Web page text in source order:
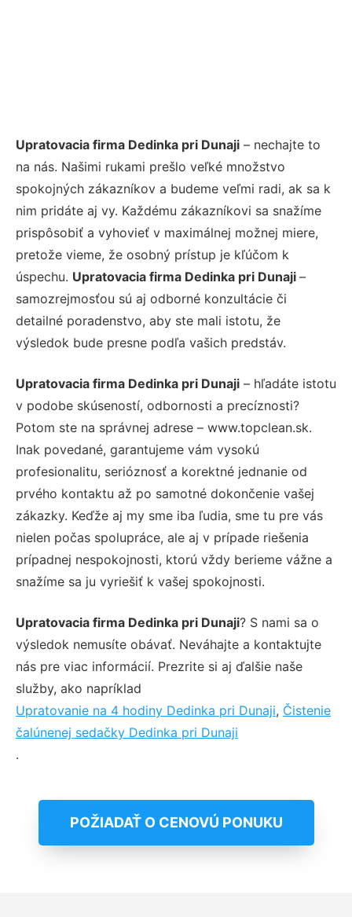
Upratovacia firma Dedinka pri Dunaji – nechajte to
na nás. Našimi rukami prešlo veľké množstvo
spokojných zákazníkov a budeme veľmi radi, ak sa k
nim pridáte aj vy. Každému zákazníkovi sa snažíme
prispôsobiť a vyhovieť v maximálnej možnej miere,
pretože vieme, že osobný prístup je kľúčom k
úspechu. Upratovacia firma Dedinka pri Dunaji –
samozrejmosťou sú aj odborné konzultácie či
detailné poradenstvo, aby ste mali istotu, že
výsledok bude presne podľa vašich predstáv.
Upratovacia firma Dedinka pri Dunaji – hľadáte istotu
v podobe skúseností, odbornosti a precíznosti?
Potom ste na správnej adrese – www.topclean.sk.
Inak povedané, garantujeme vám vysokú
profesionalitu, serióznosť a korektné jednanie od
prvého kontaktu až po samotné dokončenie vašej
zákazky. Keďže aj my sme iba ľudia, sme tu pre vás
nielen počas spolupráce, ale aj v prípade riešenia
prípadnej nespokojnosti, ktorú vždy berieme vážne a
snažíme sa ju vyriešiť k vašej spokojnosti.
Upratovacia firma Dedinka pri Dunaji? S nami sa o
výsledok nemusíte obávať. Neváhajte a kontaktujte
nás pre viac informácií. Prezrite si aj ďalšie naše
služby, ako napríklad
Upratovanie na 4 hodiny Dedinka pri Dunaji, Čistenie
čalúnenej sedačky Dedinka pri Dunaji
.
POŽIADAŤ O CENOVÚ PONUKU